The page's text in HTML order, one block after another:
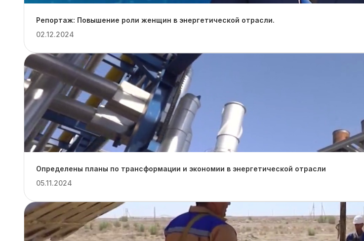
Репортаж: Повышение роли женщин в энергетической отрасли.
02.12.2024
Определены планы по трансформации и экономии в энергетической отрасли
05.11.2024